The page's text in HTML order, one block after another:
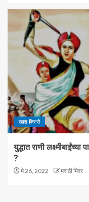
खास किस्से
युद्धात राणी
?
मे 26, 2022 मराठी मिरर